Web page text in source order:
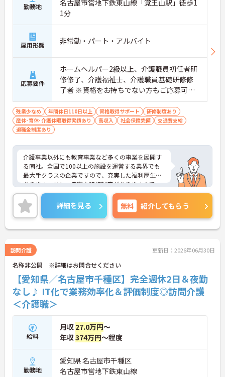
勤務地
名古屋市営地下鉄東山線「覚王山駅」徒歩1
1分
雇用形態 非常勤・パート・アルバイト
応募要件
ホームヘルパー2級以上、介護職員初任者研
修修了、介護福祉士、介護職員基礎研修修
了者 ※資格をお持ちでない方もご応募可能
です。
残業少なめ 年間休日110日以上 資格取得サポート
研修制度あり
産休･育休･介護休暇取得実績あり
高収入 社会保険完備
交通費支給
退職金制度あり
介護事業以外にも教育事業など多くの事業を展開す
る同社。全国で100以上の施設を運営する業界でも
最大手クラスの企業ですので、充実した福利厚生が
あります。また、豊富な研修制度がありますので、
未経験の方も安心です。ご興味ある方には、面接対
策ポイントなど、さらに詳細をお話しいたしますの
でお気軽にご相談ください。
詳細を見る 無料 紹介してもらう
訪問介護 更新日：2026年06月30日
名称非公開 ※詳細はお問合せください
【愛知県／名古屋市千種区】完全週休2日＆夜勤
なし♪ IT化で業務効率化＆評価制度◎訪問介護
＜介護職＞
給料
月収 27.0万円～
年収374万円～程度
勤務地
愛知県 名古屋市千種区
名古屋市営地下鉄東山線